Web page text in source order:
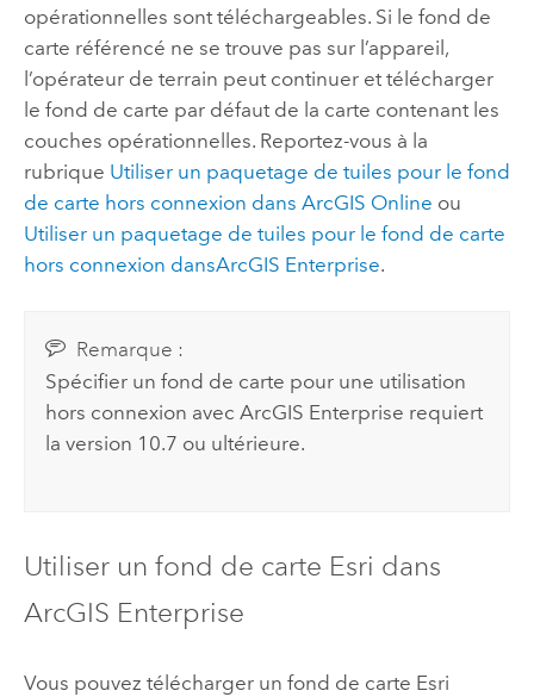
opérationnelles sont téléchargeables. Si le fond de
carte référencé ne se trouve pas sur l’appareil,
l’opérateur de terrain peut continuer et télécharger
le fond de carte par défaut de la carte contenant les
couches opérationnelles. Reportez-vous à la
rubrique Utiliser un paquetage de tuiles pour le fond
de carte hors connexion dans ArcGIS Online ou
Utiliser un paquetage de tuiles pour le fond de carte
hors connexion dansArcGIS Enterprise.
Remarque :
Spécifier un fond de carte pour une utilisation
hors connexion avecArcGIS Enterprise requiert
la version 10.7 ou ultérieure.
Utiliser un fond de carte Esri dans
ArcGIS Enterprise
Vous pouvez télécharger un fond de carte Esri